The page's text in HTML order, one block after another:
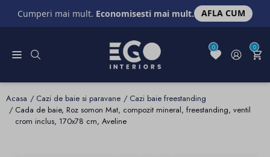
Cumperi mai mult. Economisesti mai mult. AFLA CUM
0 0
Acasa Cazi de baie si paravane
Cazi baie freestanding
Cada de baie, Roz somon Mat, compozit mineral, freestanding, ventil
crom inclus, 170x78 cm, Aveline